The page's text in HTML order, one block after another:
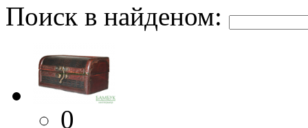
Поиск в найденом:
0